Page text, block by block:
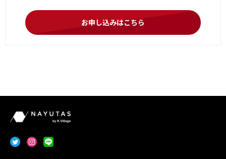
お申し込みはこちら